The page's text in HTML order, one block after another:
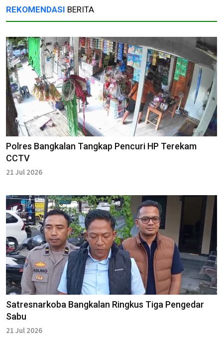
REKOMENDASI BERITA
Polres Bangkalan Tangkap Pencuri HP Terekam
CCTV
21 Jul 2026
Satresnarkoba Bangkalan Ringkus Tiga Pengedar
Sabu
21 Jul 2026